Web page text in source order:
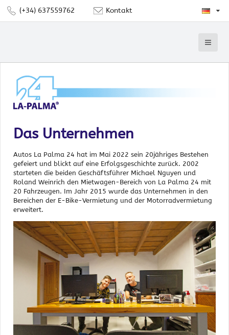
(+34) 637559762 Kontakt
Das Unternehmen
Autos La Palma 24 hat im Mai 2022 sein 20jähriges Bestehen
gefeiert und blickt auf eine Erfolgsgeschichte zurück. 2002
starteten die beiden Geschäftsführer Michael Nguyen und
Roland Weinrich den Mietwagen-Bereich von La Palma 24 mit
20 Fahrzeugen. Im Jahr 2015 wurde das Unternehmen in den
Bereichen der E-Bike-Vermietung und der Motorradvermietung
erweitert.